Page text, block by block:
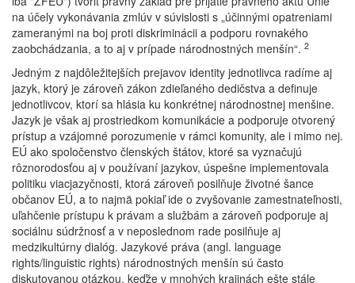
na účely vykonávania zmlúv v súvislosti s „účinnými opatreniami
zameranými na boj proti diskriminácii a podporu rovnakého
zaobchádzania, a to aj v prípade národnostných menšín“. 2
Jedným z najdôležitejších prejavov identity jednotlivca radíme aj
jazyk, ktorý je zároveň zákon zdieľaného dedičstva a definuje
jednotlivcov, ktorí sa hlásia ku konkrétnej národnostnej menšine.
Jazyk je však aj prostriedkom komunikácie a podporuje otvorený
prístup a vzájomné porozumenie v rámci komunity, ale i mimo nej.
EÚ ako spoločenstvo členských štátov, ktoré sa vyznačujú
rôznorodosťou aj v používaní jazykov, úspešne implementovala
politiku viacjazyčnosti, ktorá zároveň posilňuje životné šance
občanov EÚ, a to najmä pokiaľ ide o zvyšovanie zamestnateľnosti,
uľahčenie prístupu k právam a službám a zároveň podporuje aj
sociálnu súdržnosť a v neposlednom rade posilňuje aj
medzikultúrny dialóg. Jazykové práva (angl. language
rights/linguistic rights) národnostných menšín sú často
diskutovanou otázkou, keďže v mnohých krajinách ešte stále